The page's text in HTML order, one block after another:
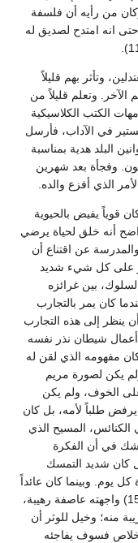
من رأيه أن فلسفة
انه امتدح لصديق له
وتأثر بهم قليلاً
الآخر. وتعلم قليلاً من
الكتب الكلاسيكية
على درجة الماجستير في الآداب، فأرسل
البلد هدية بمناسبة
وفجأة بعد شهرين
الذي أفزع والده.
قوياً يفيض بالحيوية
أنه خلق لحياة يرضي
عن اقتناع أن
على كل شيء شديد
بين غرائزه
كان يمر بالتجارب
ينظر إلى هذه التجارب
شيطان نذر نفسه
مفهومه الذي لقن له
يكن لصورة مريم
الخوف، ولم يكن
طلباً لأمه، بل كان
المسيح الذي
شك في أن الفكرة
كان شديد التمسك
كل يوم. وبينما كان عائداً
يوماً من بيت أبيه في أرفورت (يوليو سنة 1505) واجهته عاصفة رهيبة،
منه؛ وخيل للوثر أن
فسوف يفاجئه